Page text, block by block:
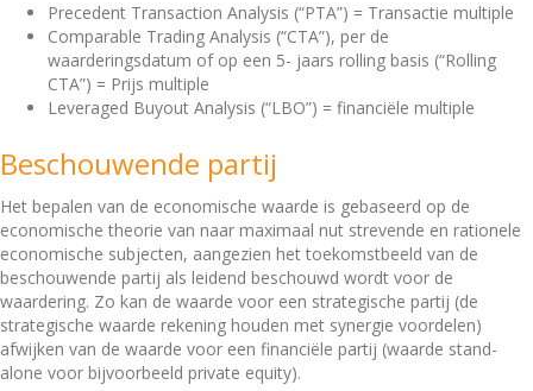
Precedent Transaction Analysis (“PTA”) = Transactie multiple
Comparable Trading Analysis (“CTA”), per de
waarderingsdatum of op een 5- jaars rolling basis (“Rolling
CTA”) = Prijs multiple
Leveraged Buyout Analysis (“LBO”) = financiële multiple
Beschouwende partij
Het bepalen van de economische waarde is gebaseerd op de
economische theorie van naar maximaal nut strevende en rationele
economische subjecten, aangezien het toekomstbeeld van de
beschouwende partij als leidend beschouwd wordt voor de
waardering. Zo kan de waarde voor een strategische partij (de
strategische waarde rekening houden met synergie voordelen)
afwijken van de waarde voor een financiële partij (waarde stand-
alone voor bijvoorbeeld private equity).